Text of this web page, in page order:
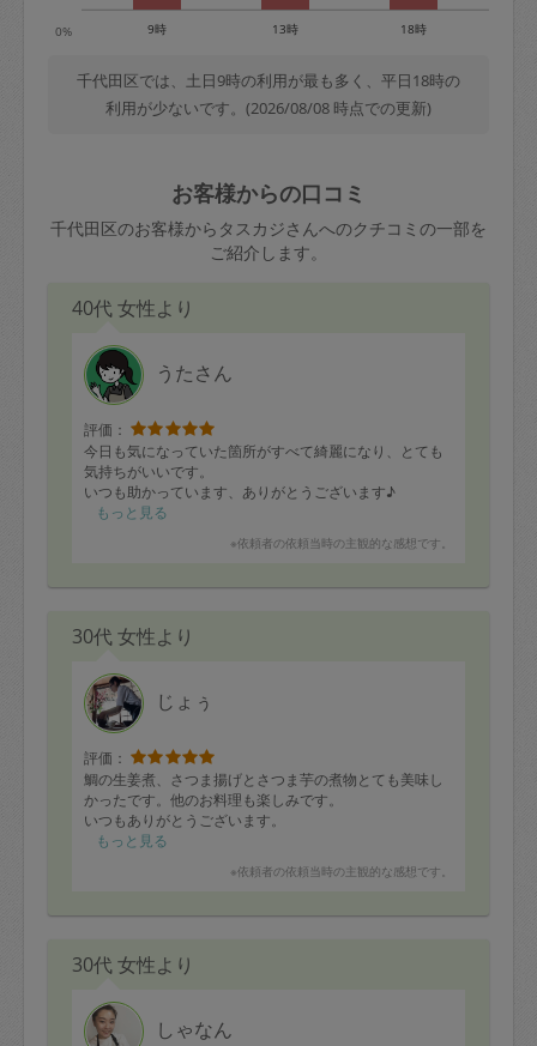
0% 9時 13時 18時
千代田区では、土日9時の利用が最も多く、平日18時の
利用が少ないです。(2026/08/08 時点での更新)
お客様からの口コミ
千代田区のお客様からタスカジさんへのクチコミの一部を
ご紹介します。
40代 女性より
うたさん
評価：
今日も気になっていた箇所がすべて綺麗になり、とても
気持ちがいいです。
いつも助かっています、ありがとうございます♪
もっと見る
※依頼者の依頼当時の主観的な感想です。
30代 女性より
じょぅ
評価：
鯛の生姜煮、さつま揚げとさつま芋の煮物とても美味し
かったです。他のお料理も楽しみです。
いつもありがとうございます。
もっと見る
※依頼者の依頼当時の主観的な感想です。
30代 女性より
しゃなん